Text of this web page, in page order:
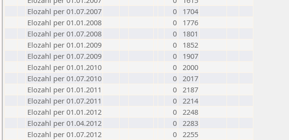
Elozahl per 01.07.2007
0
1704
Elozahl per 01.01.2008
0
1776
Elozahl per 01.07.2008
0
1801
Elozahl per 01.01.2009
0
1852
Elozahl per 01.07.2009
0
1907
Elozahl per 01.01.2010
0 2000
Elozahl per 01.07.2010
0 2017
Elozahl per 01.01.2011
0 2187
Elozahl per 01.07.2011
0 2214
Elozahl per 01.01.2012
0 2248
Elozahl per 01.04.2012
0 2283
Elozahl per 01.07.2012
0 2255